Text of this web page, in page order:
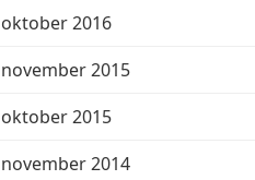
oktober 2016
november 2015
oktober 2015
november 2014